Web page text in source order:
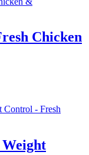
Chicken